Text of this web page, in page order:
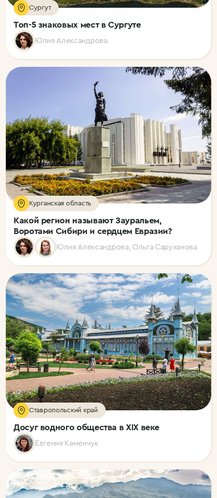
Сургут
Топ-5 знаковых мест в Сургуте
Юлия Александрова
Курганская область
Какой регион называют Зауральем,
Воротами Сибири и сердцем Евразии?
Юлия Александрова, Ольга Саруханова
Ставропольский край
Досуг водного общества в XIХ веке
Евгения Каменчук